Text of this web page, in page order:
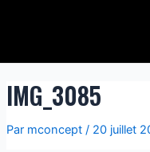
IMG_3085
Par mconcept / 20 juillet